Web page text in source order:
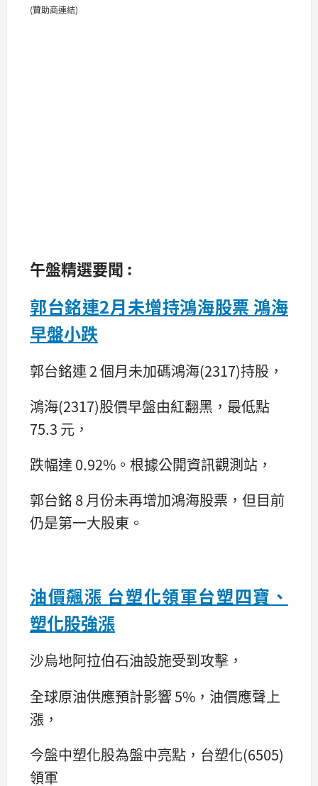
(贊助商連結)
午盤精選要聞 :
郭台銘連2月未增持鴻海股票 鴻海
早盤小跌
郭台銘連 2 個月未加碼鴻海(2317)持股，
鴻海(2317)股價早盤由紅翻黑，最低點
75.3 元，
跌幅達 0.92%。根據公開資訊觀測站，
郭台銘 8 月份未再增加鴻海股票，但目前
仍是第一大股東。
油價飆漲 台塑化領軍台塑四寶、
塑化股強漲
沙烏地阿拉伯石油設施受到攻擊，
全球原油供應預計影響 5%，油價應聲上
漲，
今盤中塑化股為盤中亮點，台塑化(6505)
領軍